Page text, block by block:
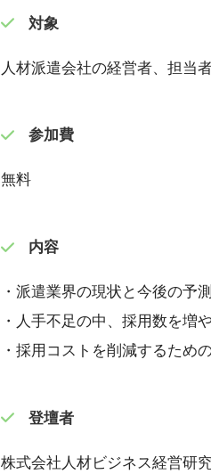
対象
人材派遣会社の経営者、担当
参加費
無料
内容
・派遣業界の現状と今後の予測
・人手不足の中、採用数を増
・採用コストを削減するため
登壇者
株式会社人材ビジネス経営研